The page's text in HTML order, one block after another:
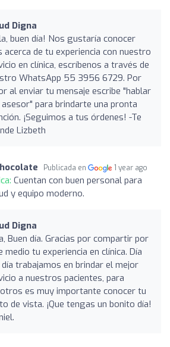
Digna
buen día! Nos gustaría conocer
acerca de tu experiencia con nuestro
en clínica, escríbenos a través de
WhatsApp 55 3956 6729. Por
al enviar tu mensaje escribe "hablar
para brindarte una pronta
¡Seguimos a tus órdenes! -Te
Lizbeth
Publicada en 1 year ago
Cuentan con buen personal para
y equipo moderno.
Digna
Buen día. Gracias por compartir por
medio tu experiencia en clínica. Día
trabajamos en brindar el mejor
a nuestros pacientes, para
es muy importante conocer tu
de vista. ¡Que tengas un bonito día!